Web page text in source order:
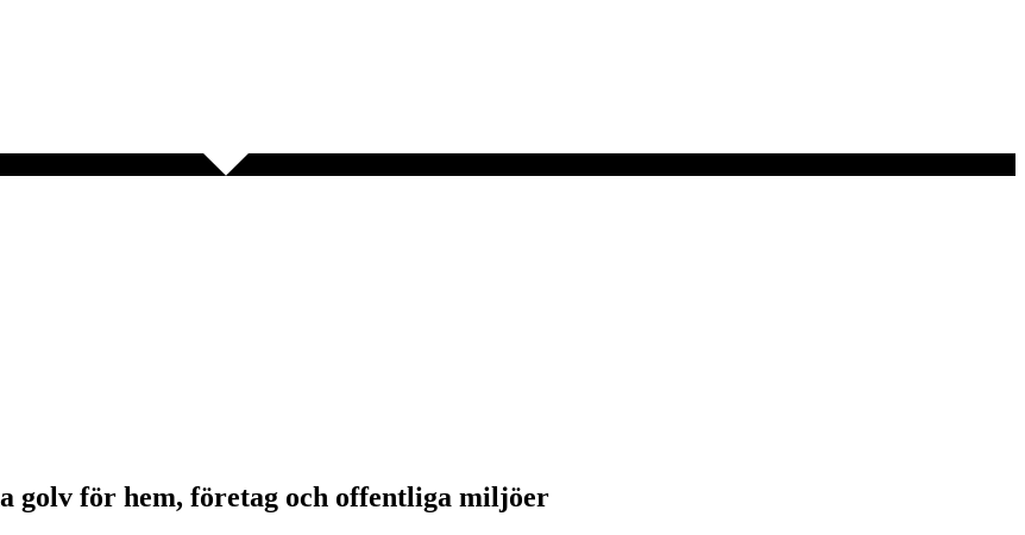
golv för hem, företag och offentliga miljöer